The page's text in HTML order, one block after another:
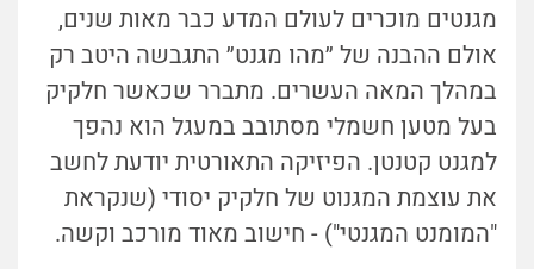
מגנטים מוכרים לעולם המדע כבר מאות שנים,
אולם ההבנה של ״מהו מגנט״ התגבשה היטב רק
במהלך המאה העשרים. מתברר שכאשר חלקיק
בעל מטען חשמלי מסתובב במעגל הוא נהפך
למגנט קטנטן. הפיזיקה התאורטית יודעת לחשב
את עוצמת המגנוט של חלקיק יסודי (שנקראת
"המומנט המגנטי") - חישוב מאוד מורכב וקשה.